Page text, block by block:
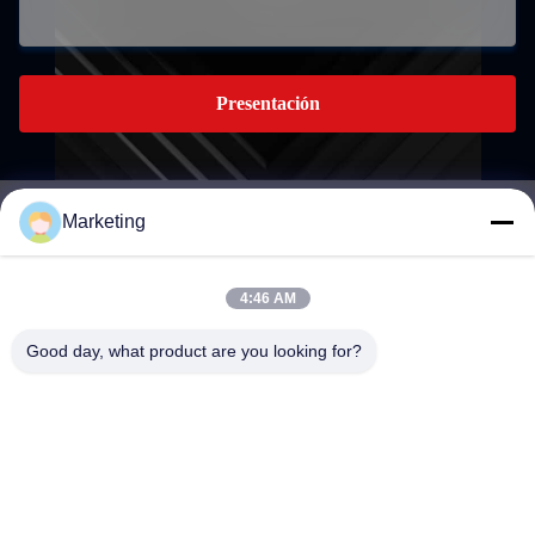
Presentación
marketing@hwashi.com
Marketing
4:46 AM
Good day, what product are you looking for?